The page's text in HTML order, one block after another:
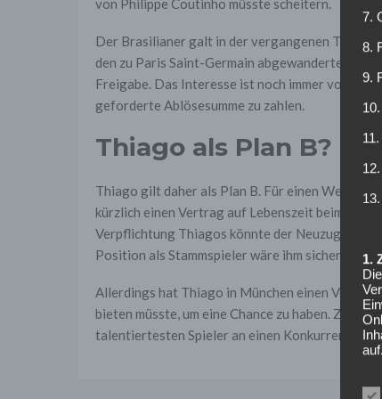
von Philippe Coutinho müsste scheitern.
Der Brasilianer galt in der vergangenen
den zu Paris Saint-Germain abgewanderten
Freigabe. Das Interesse ist noch immer
geforderte Ablösesumme zu zahlen.
Thiago als Plan B?
Thiago gilt daher als Plan B. Für einen
kürzlich einen Vertrag auf Lebenszeit beim FC
Verpflichtung Thiagos könnte der Neuzugang
Position als Stammspieler wäre ihm sicher.
Allerdings hat Thiago in München einen Vertrag
bieten müsste, um eine Chance zu haben.
talentiertesten Spieler an einen Konkurrenten
7.
8.
9.
1.